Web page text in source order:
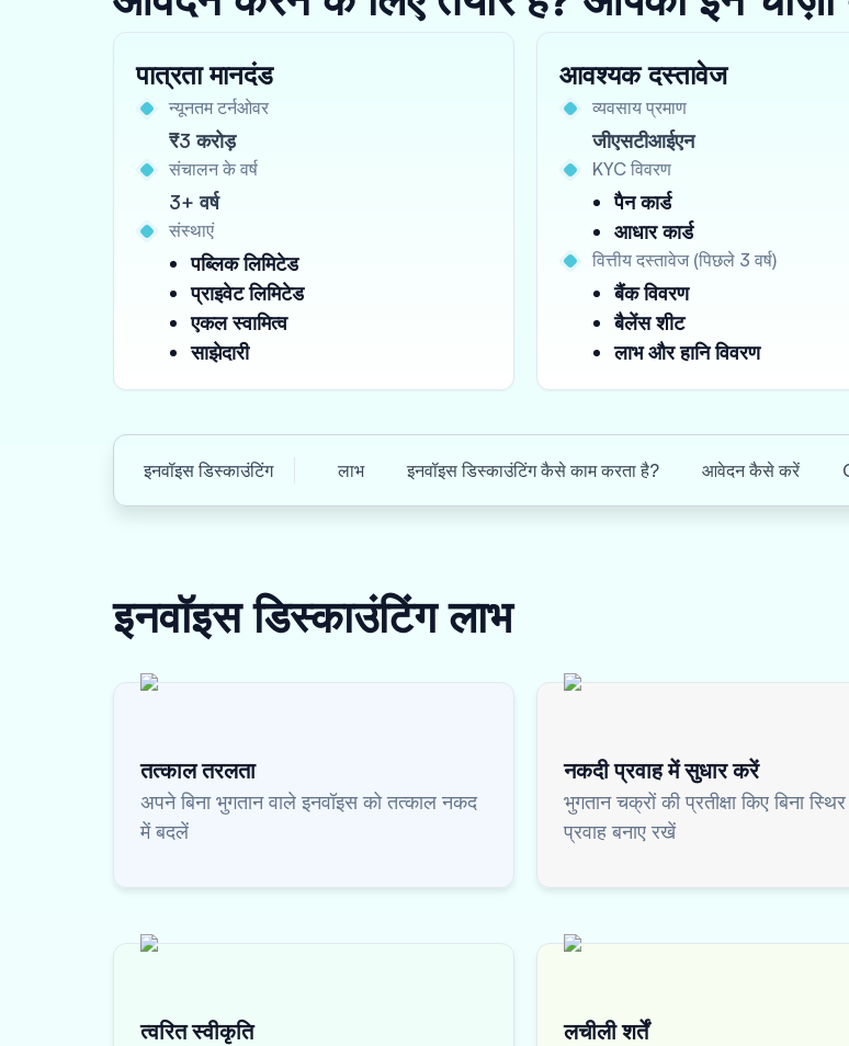
पात्रता मानदंड
न्यूनतम टर्नओवर
₹3 करोड़
संचालन के वर्ष
3+ वर्ष
संस्थाएं
पब्लिक लिमिटेड
प्राइवेट लिमिटेड
एकल स्वामित्व
साझेदारी
आवश्यक दस्तावेज
व्यवसाय प्रमाण
जीएसटीआईएन
KYC विवरण
पैन कार्ड
आधार कार्ड
वित्तीय दस्तावेज (पिछले 3 वर्ष)
बैंक विवरण
बैलेंस शीट
लाभ और हानि विवरण
इनवॉइस डिस्काउंटिंग लाभ इनवॉइस डिस्काउंटिंग कैसे काम करता है? आवेदन कैसे करें
इनवॉइस डिस्काउंटिंगलाभ
तत्काल तरलता
अपने बिना भुगतान वाले इनवॉइस को तत्काल नकद
में बदलें
नकदी प्रवाह में सुधार करें
भुगतान चक्रों की प्रतीक्षा किए बिना
प्रवाह बनाए रखें
त्वरित स्वीकृति लचीली शर्तें